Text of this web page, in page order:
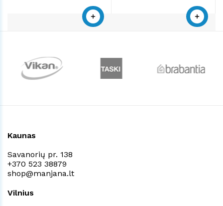
Kaunas
Savanorių pr. 138
+370 523 38879
shop@manjana.lt
Vilnius